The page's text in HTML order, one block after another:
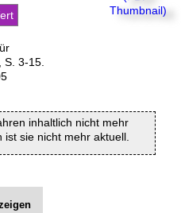
S. 3-15.
inhaltlich nicht mehr
ist sie nicht mehr aktuell.